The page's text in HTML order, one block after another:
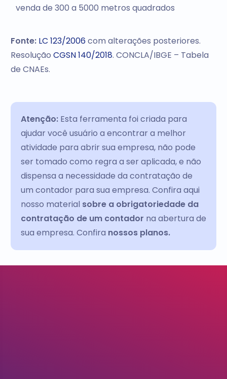
venda de 300 a 5000 metros quadrados
Fonte: LC 123/2006com alterações posteriores.
ResoluçãoCGSN 140/2018. CONCLA/IBGE – Tabela
de CNAEs.
Atenção:Esta ferramenta foi criada para
ajudar você usuário a encontrar a melhor
atividade para abrir sua empresa, não pode
ser tomado como regra a ser aplicada, e não
dispensa a necessidade da contratação de
um contador para sua empresa. Confira aqui
nosso material sobre a obrigatoriedade da
contratação de um contador na abertura de
sua empresa. Confira nossos planos.